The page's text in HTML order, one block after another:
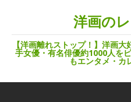
洋画の
【洋画離れストップ！】洋画
手女優・有名俳優約1000人を
もエンタメ・カ